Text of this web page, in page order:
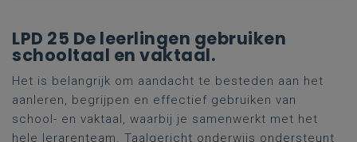
LPD 25 De leerlingen gebruiken
schooltaal en vaktaal.
Het is belangrijk om aandacht te besteden aan het
aanleren, begrijpen en effectief gebruiken van
school- en vaktaal, waarbij je samenwerkt met het
hele lerarenteam. Taalgericht onderwijs ondersteunt